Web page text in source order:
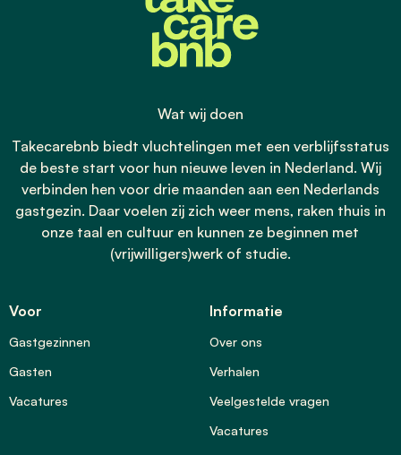
Wat wij doen
Takecarebnb biedt vluchtelingen met een verblijfsstatus
de beste start voor hun nieuwe leven in Nederland. Wij
verbinden hen voor drie maanden aan een Nederlands
gastgezin. Daar voelen zij zich weer mens, raken thuis in
onze taal en cultuur en kunnen ze beginnen met
(vrijwilligers)werk of studie.
Voor
Gastgezinnen
Gasten
Vacatures
Informatie
Over ons
Verhalen
Veelgestelde vragen
Vacatures